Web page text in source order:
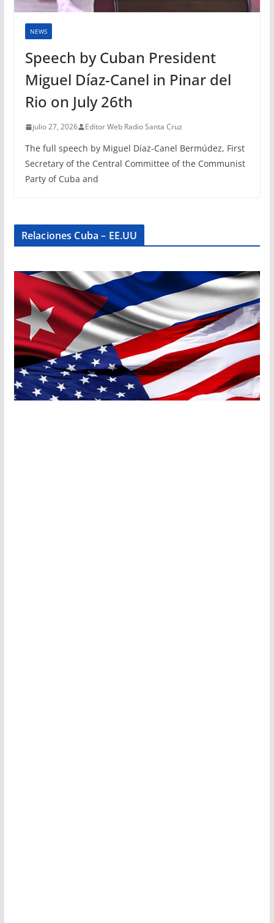
NEWS
Speech by Cuban President
Miguel Díaz-Canel in Pinar del
Rio on July 26th
julio 27, 2026 Editor Web Radio Santa Cruz
The full speech by Miguel Díaz-Canel Bermúdez, First
Secretary of the Central Committee of the Communist
Party of Cuba and
Relaciones Cuba – EE.UU